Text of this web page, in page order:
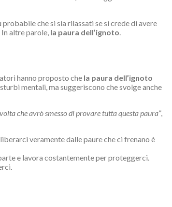
che si sia rilassati se si crede di avere
In altre parole, la paura dell’ignoto.
hanno proposto che la paura dell’ignoto
mentali, ma suggeriscono che svolge anche
che avrò smesso di provare tutta questa paura”,
veramente dalle paure che ci frenano è
e lavora costantemente per proteggerci.